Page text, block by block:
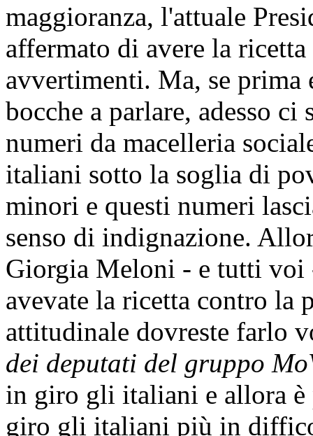
PRESIDENTE . Ha
Ne ha facoltà.
DARIO CAROTENUTO(
Intervengo per chiedere
dati allarmanti sulla
dati disastrosi, per i quali
riferire la Presidente del
Vedete, in campagna
e in Commissione che
maggioranza, l'attuale
affermato di avere la
avvertimenti. Ma, se prima
bocche a parlare, adesso